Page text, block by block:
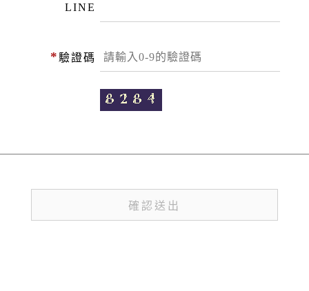
LINE
* 驗證碼